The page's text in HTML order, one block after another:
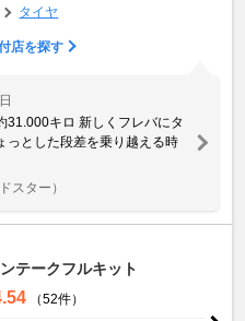
タイヤ
店を探す
31.000キロ 新しくフレバにタ
っとした段差を乗り越える時
スター）
テークフルキット
（52件）